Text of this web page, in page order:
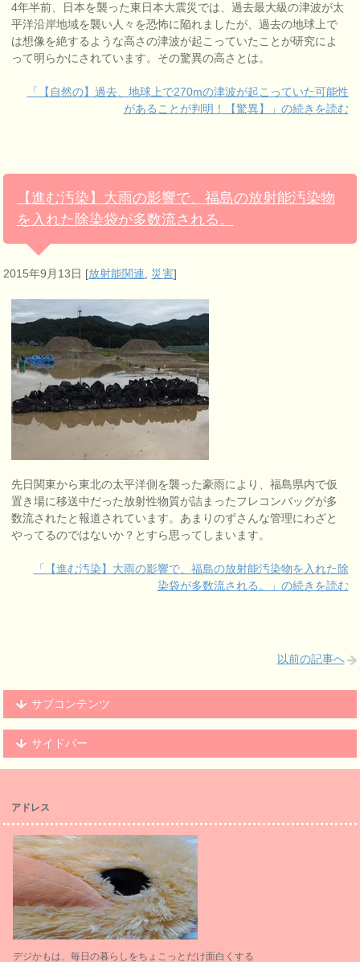
4年半前、日本を襲った東日本大震災では、過去最大級の津波が太
平洋沿岸地域を襲い人々を恐怖に陥れましたが、過去の地球上で
は想像を絶するような高さの津波が起こっていたことが研究によ
って明らかにされています。その驚異の高さとは。
「【自然の】過去、地球上で270mの津波が起こっていた可能性
があることが判明！【驚異】」の続きを読む
【進む汚染】大雨の影響で、福島の放射能汚染物
を入れた除染袋が多数流される。
2015年9月13日 [放射能関連 災害]
先日関東から東北の太平洋側を襲った豪雨により、福島県内で仮
置き場に移送中だった放射性物質が詰まったフレコンバッグが多
数流されたと報道されています。あまりのずさんな管理にわざと
やってるのではないか？とすら思ってしまいます。
「【進む汚染】大雨の影響で、福島の放射能汚染物を入れた除
染袋が多数流される。」の続きを読む
以前の記事へ
サブコンテンツ
サイドバー
アドレス
デジかもは、毎日の暮らしをちょこっとだけ面白くする